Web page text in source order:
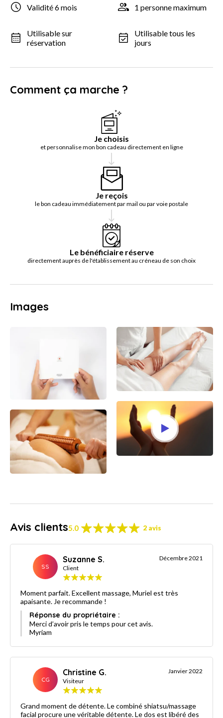
Validité 6 mois 1 personne maximum
Utilisable sur
réservation
Utilisable tous les
jours
Comment ça marche ?
Je choisis
et personnalise mon bon cadeau directement en ligne
Je reçois
le bon cadeau immédiatement par mail ou par voie postale
Le bénéficiaire réserve
directement auprès de l'établissement au créneau de son choix
Images
Avis clients5.0 2 avis
SS
Suzanne S.
Client
Décembre 2021
Moment parfait. Excellent massage, Muriel est très
apaisante. Je recommande !
Réponse du propriétaire :
Merci d’avoir pris le temps pour cet avis.
Myriam
CG
Christine G.
Visiteur
Janvier 2022
Grand moment de détente. Le combiné shiatsu/massage
facial procure une véritable détente. Le dos est libéré des